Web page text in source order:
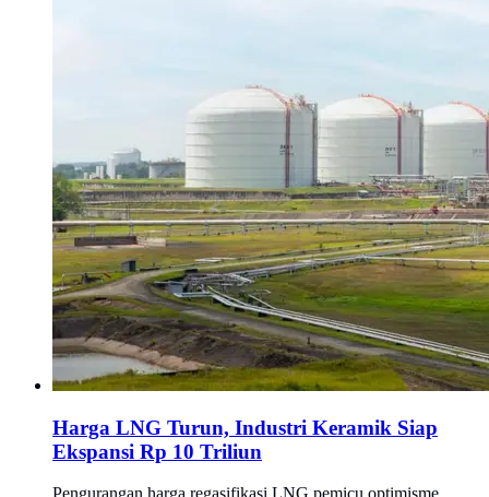
Harga LNG Turun, Industri Keramik Siap
Ekspansi Rp 10 Triliun